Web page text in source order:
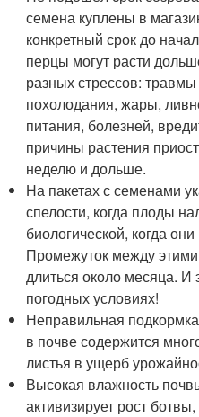
семена куплены в
конкретный срок до
перцы могут расти
разных стрессов:
похолодания, жары,
питания, болезней,
причины растения
неделю и дольше.
На пакетах с семенами
спелости, когда плоды
биологической, когда
Промежуток между
длиться около месяца. И
погодных условиях!
Неправильная
в почве содержится
листья в ущерб
Высокая влажность
активизирует рост